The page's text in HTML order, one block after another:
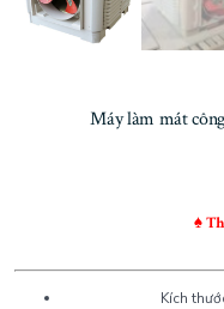
Máy làm mát
♠
Kích